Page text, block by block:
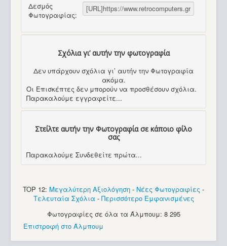
Δεσμός
Φωτογραφίας:
Σχόλια γι’ αυτήν την φωτογραφία
Δεν υπάρχουν σχόλια γι’ αυτήν την Φωτογραφία
ακόμα.
Οι Επισκέπτες δεν μπορούν να προσθέσουν σχόλια.
Παρακαλούμε εγγραφείτε...
Στείλτε αυτήν την Φωτογραφία σε κάποιο φίλο
σας
Παρακαλούμε Συνδεθείτε πρώτα...
TOP 12: Μεγαλύτερη Αξιολόγηση - Νέες Φωτογραφίες -
Τελευταία Σχόλια - Περισσότερο Εμφανισμένες
Φωτογραφίες σε όλα τα Άλμπουμ: 8 295
Επιστροφή στο Άλμπουμ